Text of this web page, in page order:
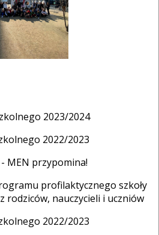
2023/2024
2022/2023
MEN przypomina!
profilaktycznego szkoły
rodziców, nauczycieli i uczniów
2022/2023